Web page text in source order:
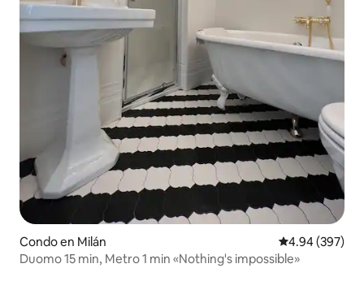
Condo en Milán Calificación
4.94 (397)
Duomo 15 min, Metro 1 min «Nothing's impossible»